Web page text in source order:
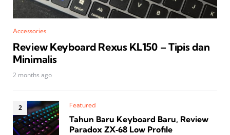
Accessories
Review Keyboard Rexus KL150 – Tipis dan
Minimalis
2 months ago
Featured
Tahun Baru Keyboard Baru, Review
Paradox ZX‑68 Low Profile